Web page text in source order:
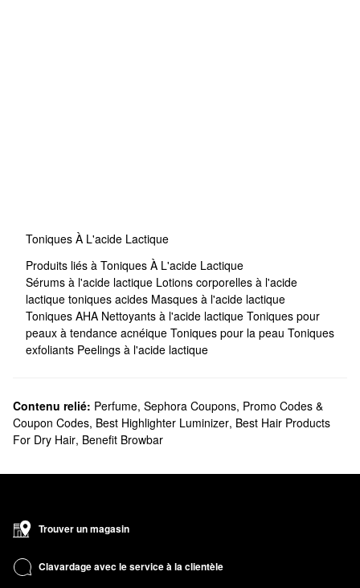
Toniques À L'acide Lactique
Produits liés à Toniques À L'acide Lactique
Sérums à l'acide lactique Lotions corporelles à l'acide
lactique toniques acides Masques à l'acide lactique
Toniques AHA Nettoyants à l'acide lactique Toniques pour
peaux à tendance acnéique Toniques pour la peau Toniques
exfoliants Peelings à l'acide lactique
Contenu relié: Perfume, Sephora Coupons, Promo Codes &
Coupon Codes, Best Highlighter Luminizer, Best Hair Products
For Dry Hair, Benefit Browbar
Trouver un magasin
Clavardage avec le service à la clientèle